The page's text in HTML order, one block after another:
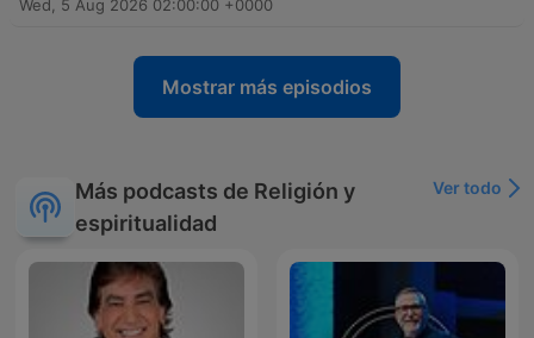
Wed, 5 Aug 2026 02:00:00 +0000
Mostrar más episodios
Más podcasts de Religión y
espiritualidad
Ver todo